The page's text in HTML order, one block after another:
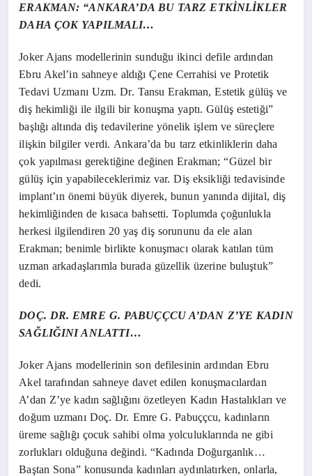
ERAKMAN: “ANKARA’DA BU TARZ ETKİNLİKLER
DAHA ÇOK YAPILMALI…
Joker Ajans modellerinin sunduğu ikinci defile ardından
Ebru Akel’in sahneye aldığı Çene Cerrahisi ve Protetik
Tedavi Uzmanı Uzm. Dr. Tansu Erakman, Estetik gülüş ve
diş hekimliği ile ilgili bir konuşma yaptı. Gülüş estetiği”
başlığı altında diş tedavilerine yönelik işlem ve süreçlere
ilişkin bilgiler verdi. Ankara’da bu tarz etkinliklerin daha
çok yapılması gerektiğine değinen Erakman; “Güzel bir
gülüş için yapabileceklerimiz var. Diş eksikliği tedavisinde
implant’ın önemi büyük diyerek, bunun yanında dijital, diş
hekimliğinden de kısaca bahsetti. Toplumda çoğunlukla
herkesi ilgilendiren 20 yaş diş sorununu da ele alan
Erakman; benimle birlikte konuşmacı olarak katılan tüm
uzman arkadaşlarımla burada güzellik üzerine buluştuk”
dedi.
DOÇ. DR. EMRE G. PABUÇÇCU A’DAN Z’YE KADIN
SAĞLIĞINI ANLATTI…
Joker Ajans modellerinin son defilesinin ardından Ebru
Akel tarafından sahneye davet edilen konuşmacılardan
A’dan Z’ye kadın sağlığını özetleyen Kadın Hastalıkları ve
doğum uzmanı Doç. Dr. Emre G. Pabuççcu, kadınların
üreme sağlığı çocuk sahibi olma yolculuklarında ne gibi
zorlukları olduğuna değindi. “Kadında Doğurganlık…
Baştan Sona” konusunda kadınları aydınlatırken, onlarla,